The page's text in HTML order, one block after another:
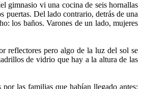
gimnasio vi una cocina de seis hornallas
puertas. Del lado contrario, detrás de una
los baños. Varones de un lado, mujeres
reflectores pero algo de la luz del sol se
de vidrio que hay a la altura de las
por las familias que habían llegado antes: